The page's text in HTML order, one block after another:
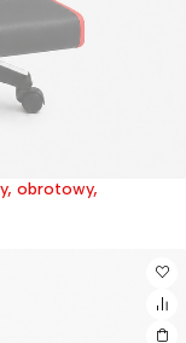
obrotowy,